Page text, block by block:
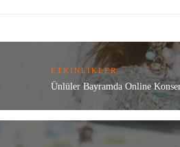
ETKINLIKLER
Ünlüler Bayramda Online